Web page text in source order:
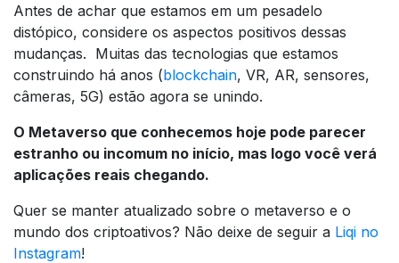
Antes de achar que estamos em um pesadelo
distópico, considere os aspectos positivos dessas
mudanças. Muitas das tecnologias que estamos
construindo há anos (blockchain, VR, AR, sensores,
câmeras, 5G) estão agora se unindo.
O Metaverso que conhecemos hoje pode parecer
estranho ou incomum no início, mas logo você verá
aplicações reais chegando.
Quer se manter atualizado sobre o metaverso e o
mundo dos criptoativos? Não deixe de seguir a Liqi no
Instagram!